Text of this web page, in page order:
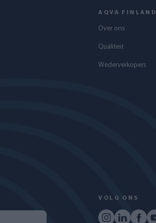
AQVA FINLAND
Over ons
Qualiteit
Wederverkopers
VOLG ONS